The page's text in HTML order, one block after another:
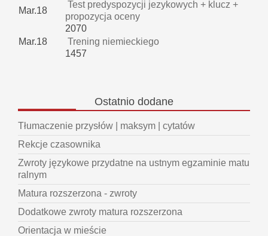
Mar.18
Test predyspozycji jezykowych + klucz +
propozycja oceny
2070
Mar.18
Trening niemieckiego
1457
Ostatnio dodane
Tłumaczenie przysłów | maksym | cytatów
Rekcje czasownika
Zwroty językowe przydatne na ustnym egzaminie matu
ralnym
Matura rozszerzona - zwroty
Dodatkowe zwroty matura rozszerzona
Orientacja w mieście